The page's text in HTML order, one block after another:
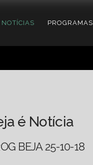
NOTÍCIAS PROGRAMAS
é Notícia
BEJA 25-10-18